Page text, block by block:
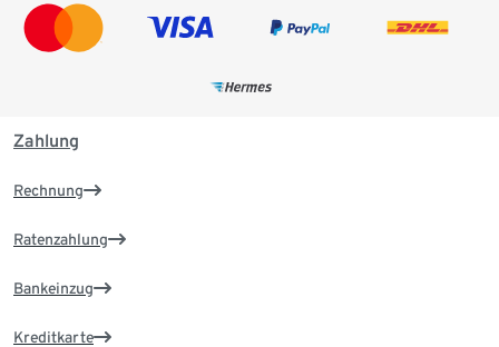
Zahlung
Rechnung
Ratenzahlung
Bankeinzug
Kreditkarte